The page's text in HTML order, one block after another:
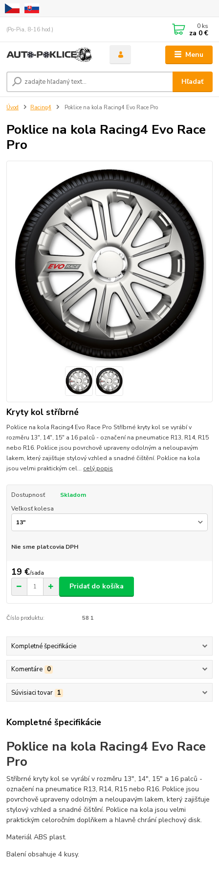
Menu
Hľadať
(Po-Pia, 8-16 hod.) 0 ks
za 0 €
Úvod Racing4 Poklice na kola Racing4 Evo Race Pro
Poklice na kola Racing4 Evo Race
Pro
Kryty kol stříbrné
Poklice na kola Racing4 Evo Race Pro Stříbrné kryty kol se vyrábí v
rozměru 13", 14", 15" a 16 palců - označení na pneumatice R13, R14, R15
nebo R16. Poklice jsou povrchově upraveny odolným a neloupavým
lakem, který zajišťuje stylový vzhled a snadné čištění. Poklice na kola
jsou velmi praktickým cel... celý popis
Dostupnosť
Skladom
Veľkosť kolesa
Nie sme platcovia DPH
19 €/sada
Pridať do košíka
Číslo produktu: 58 1
Kompletné špecifikácie
Komentáre 0
Súvisiaci tovar 1
Kompletné špecifikácie
Poklice na kola Racing4 Evo Race
Pro
Stříbrné kryty kol se vyrábí v rozměru 13", 14", 15" a 16 palců -
označení na pneumatice R13, R14, R15 nebo R16. Poklice jsou
povrchově upraveny odolným a neloupavým lakem, který zajišťuje
stylový vzhled a snadné čištění. Poklice na kola jsou velmi
praktickým celoročním doplňkem a hlavně chrání plechový disk.
Materiál ABS plast.
Balení obsahuje 4 kusy.